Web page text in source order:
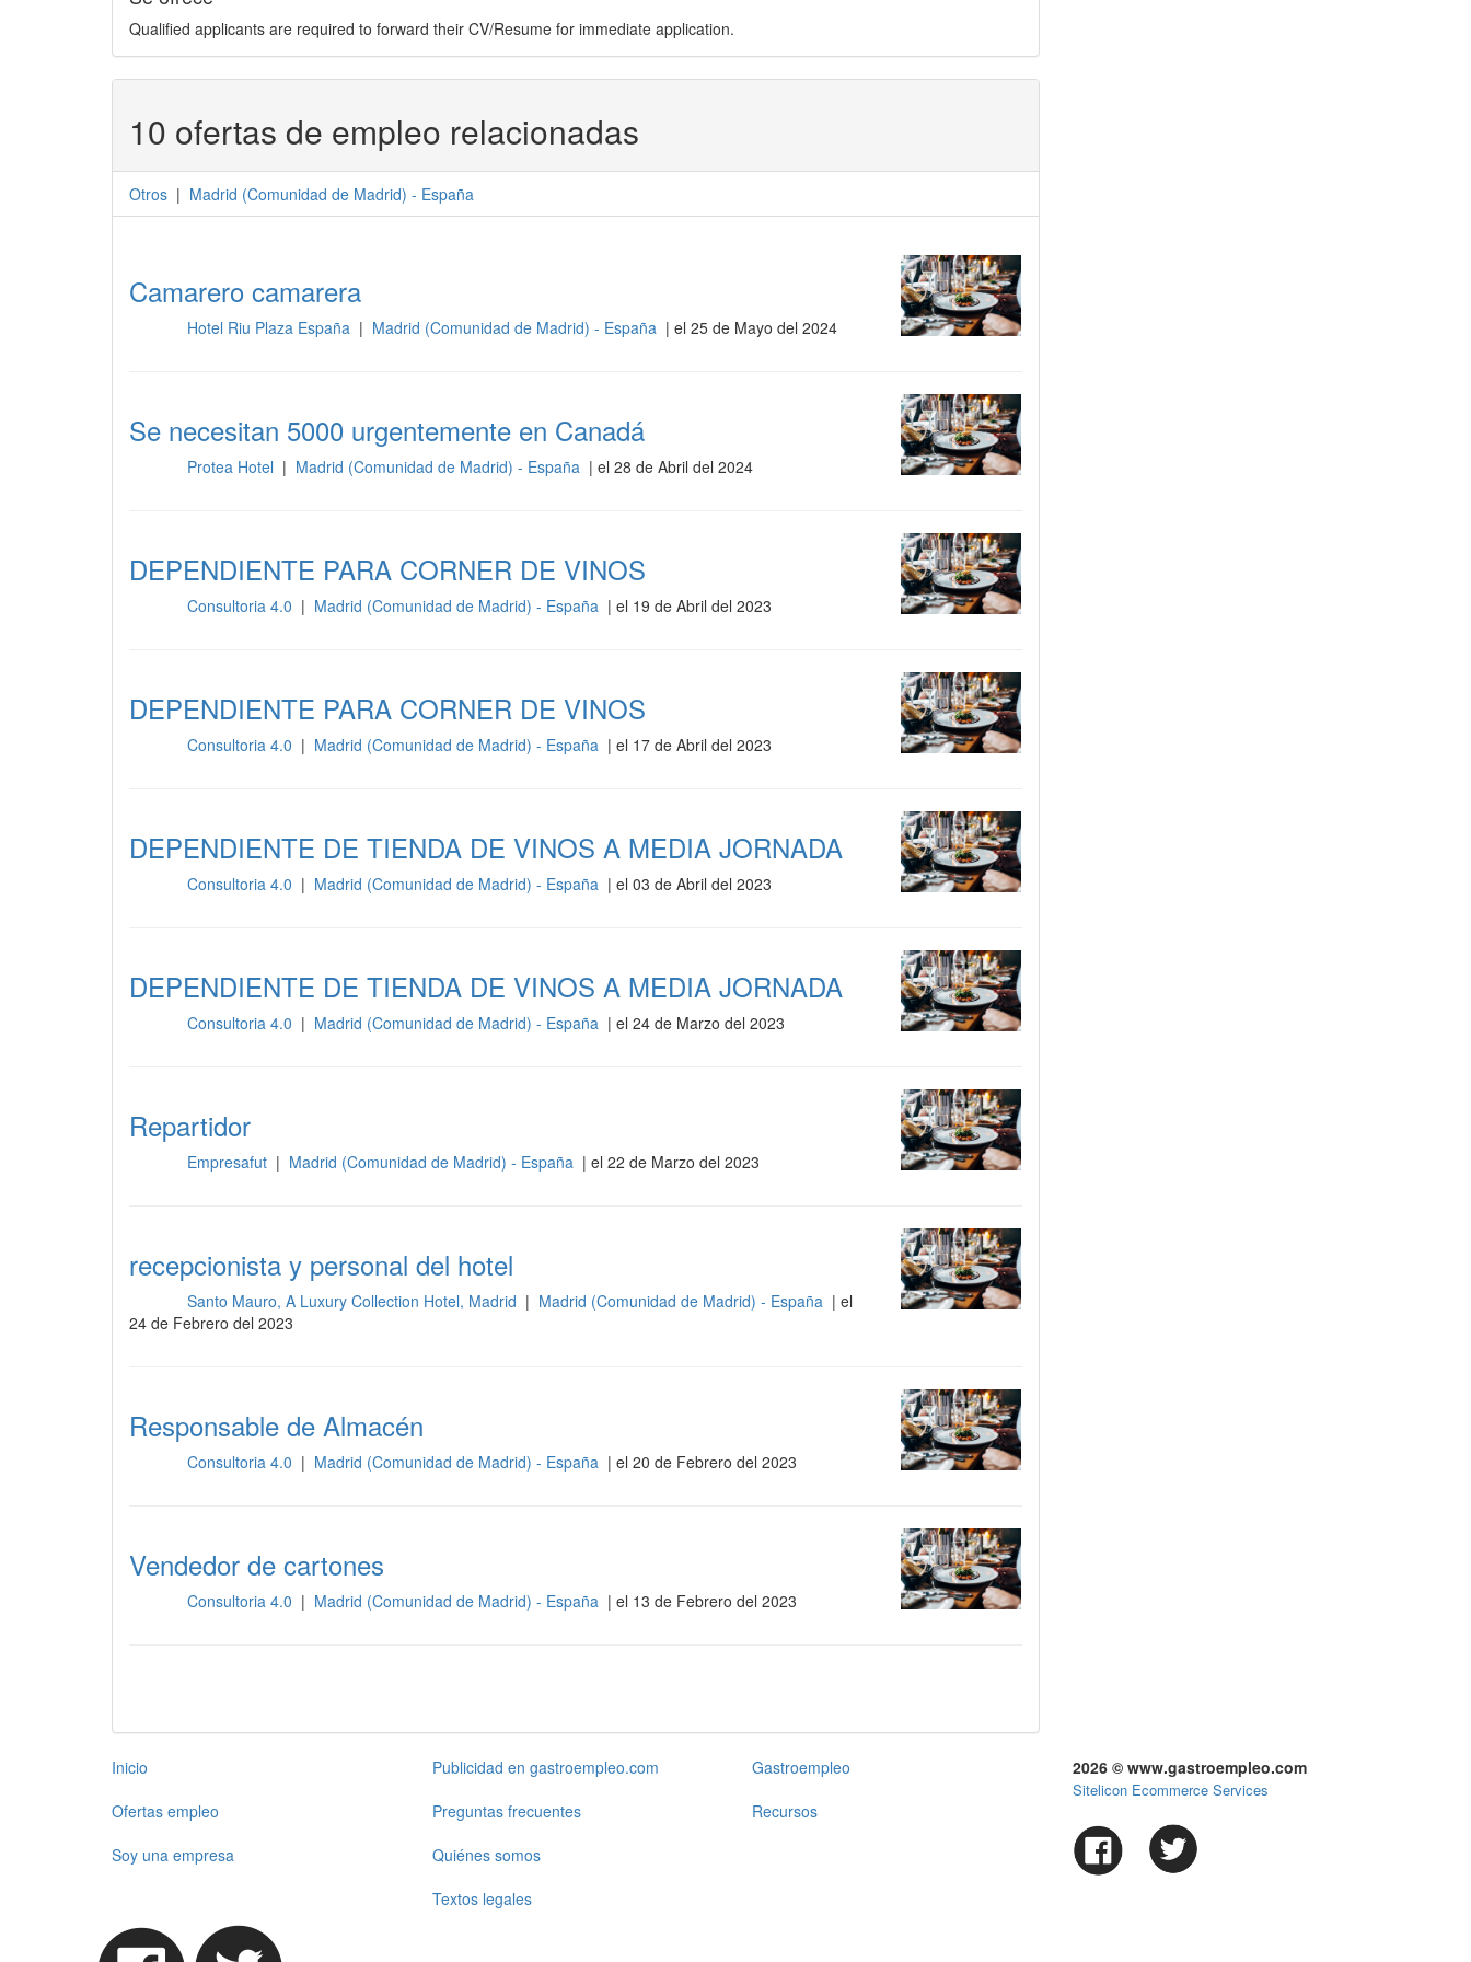
Qualified applicants are required to forward their CV/Resume for immediate application.
10 ofertas de empleo relacionadas
Otros | Madrid (Comunidad de Madrid) - España
Camarero camarera
Hotel Riu Plaza España | Madrid (Comunidad de Madrid) - España | el 25 de Mayo del 2024
Se necesitan 5000 urgentemente en Canadá
Protea Hotel | Madrid (Comunidad de Madrid) - España | el 28 de Abril del 2024
DEPENDIENTE PARA CORNER DE VINOS
Consultoria 4.0 | Madrid (Comunidad de Madrid) - España | el 19 de Abril del 2023
DEPENDIENTE PARA CORNER DE VINOS
Consultoria 4.0 | Madrid (Comunidad de Madrid) - España | el 17 de Abril del 2023
DEPENDIENTE DE TIENDA DE VINOS A MEDIA JORNADA
Consultoria 4.0 | Madrid (Comunidad de Madrid) - España | el 03 de Abril del 2023
DEPENDIENTE DE TIENDA DE VINOS A MEDIA JORNADA
Consultoria 4.0 | Madrid (Comunidad de Madrid) - España | el 24 de Marzo del 2023
Repartidor
Empresafut | Madrid (Comunidad de Madrid) - España | el 22 de Marzo del 2023
recepcionista y personal del hotel
Santo Mauro, A Luxury Collection Hotel, Madrid | Madrid (Comunidad de Madrid) - España | el
24 de Febrero del 2023
Responsable de Almacén
Consultoria 4.0 | Madrid (Comunidad de Madrid) - España | el 20 de Febrero del 2023
Vendedor de cartones
Consultoria 4.0 | Madrid (Comunidad de Madrid) - España | el 13 de Febrero del 2023
Inicio
Ofertas empleo
Soy una empresa
Publicidad en gastroempleo.com
Preguntas frecuentes
Quiénes somos
Textos legales
Gastroempleo
Recursos
2026 © www.gastroempleo.com
Sitelicon Ecommerce Services